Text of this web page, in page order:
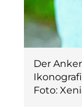
Der
Foto: